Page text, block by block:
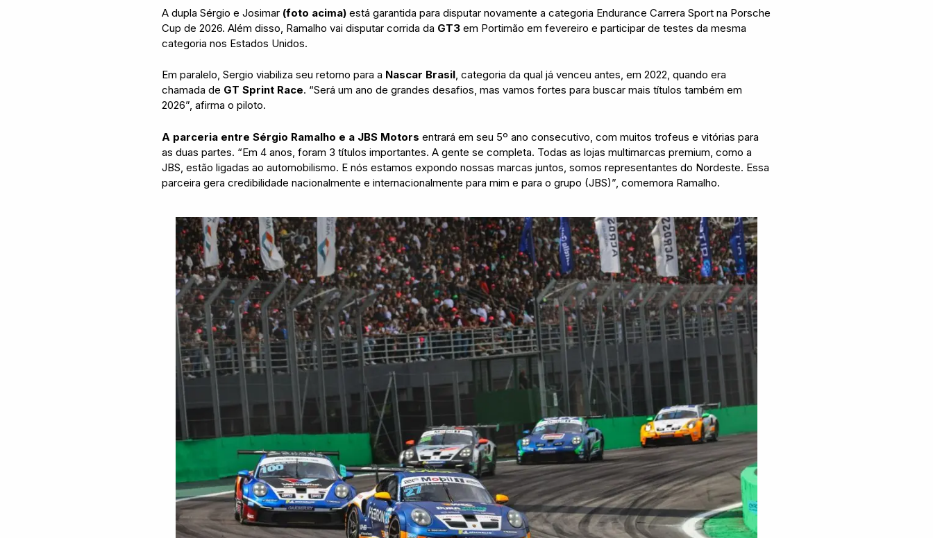
A dupla Sérgio e Josimar (foto acima) está garantida para disputar novamente a categoria Endurance Carrera Sport na Porsche
Cup de 2026. Além disso, Ramalho vai disputar corrida da GT3 em Portimão em fevereiro e participar de testes da mesma
categoria nos Estados Unidos.
Em paralelo, Sergio viabiliza seu retorno para a Nascar Brasil, categoria da qual já venceu antes, em 2022, quando era
chamada de GT Sprint Race. “Será um ano de grandes desafios, mas vamos fortes para buscar mais títulos também em
2026”, afirma o piloto.
A parceria entre Sérgio Ramalho e a JBS Motors entrará em seu 5º ano consecutivo, com muitos trofeus e vitórias para
as duas partes. “Em 4 anos, foram 3 títulos importantes. A gente se completa. Todas as lojas multimarcas premium, como a
JBS, estão ligadas ao automobilismo. E nós estamos expondo nossas marcas juntos, somos representantes do Nordeste. Essa
parceira gera credibilidade nacionalmente e internacionalmente para mim e para o grupo (JBS)”, comemora Ramalho.